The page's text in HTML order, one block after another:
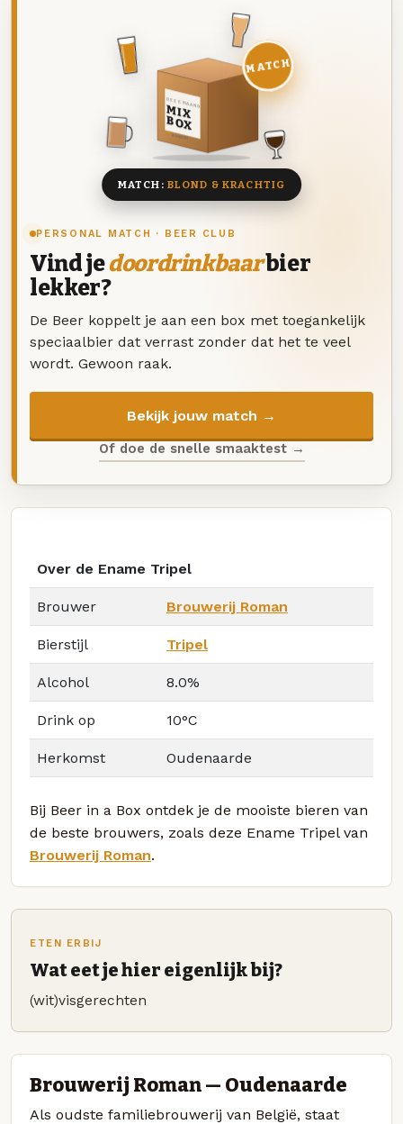
PERSONAL MATCH · BEER CLUB
Vind jedoordrinkbaarbier
lekker?
De Beer koppelt je aan een box met toegankelijk
speciaalbier dat verrast zonder dat het te veel
wordt. Gewoon raak.
Bekijk jouw match →
Of doe de snelle smaaktest →
DEZE MAAND
MIX
BOX
8 BIEREN
MATCH
MATCH: BLOND & KRACHTIG
Over de Ename Tripel
Brouwer Brouwerij Roman
Bierstijl Tripel
Alcohol 8.0%
Drink op 10°C
Herkomst Oudenaarde
Bij Beer in a Box ontdek je de mooiste bieren van
de beste brouwers, zoals deze Ename Tripel van
Brouwerij Roman.
ETEN ERBIJ
Wat eet je hier eigenlijk bij?
(wit)visgerechten
Brouwerij Roman — Oudenaarde
Als oudste familiebrouwerij van België, staat